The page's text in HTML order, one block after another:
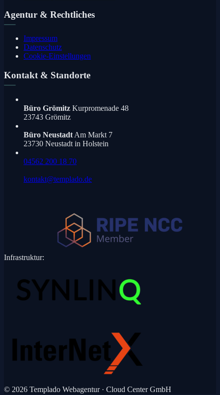
Agentur & Rechtliches
Impressum
Datenschutz
Cookie-Einstellungen
Kontakt & Standorte
Büro Grömitz Kurpromenade 48
23743 Grömitz
Büro Neustadt Am Markt 7
23730 Neustadt in Holstein
04562 200 18 70
kontakt@templado.de
Infrastruktur:
© 2026 Templado Webagentur · Cloud Center GmbH